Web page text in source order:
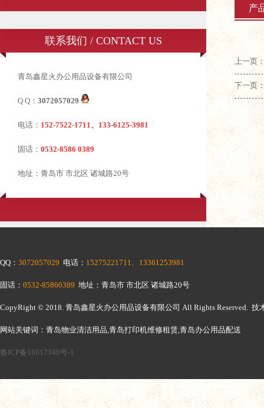
联系我们 / CONTACT US
青岛鑫星火办公用品设备有限公司
Q Q： 3072057029
电话： 152-7522-1711、133-6125-3981
固话： 0532-8586 0389
地址：青岛市 市北区 诸城路20号
产
上一页
下一页
QQ： 3072057029 电话： 15275221711、13361253981
固话： 0532-85860389 地址：青岛市 市北区 诸城路20号
CopyRight © 2018. 青岛鑫星火办公用品设备有限公司 All Rights Reserved. 技
网站关键词：青岛物业清洁用品,青岛打印机维修租赁,青岛办公用品配送
鲁ICP备18017340号-1